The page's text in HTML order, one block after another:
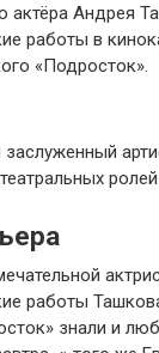
актёра Андрея
работы в
«Подросток».
ролей
работы
знали и